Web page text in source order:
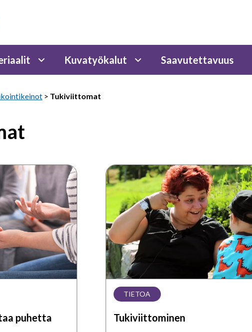
Kuvatyökalut Saavutettavuus
> Tukiviittomat
puhetta
Tukiviittominen
TIETOA
Tukiviittominen